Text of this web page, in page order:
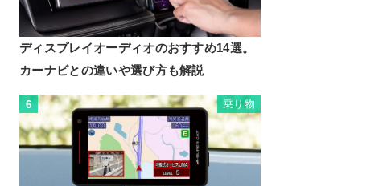
ディスプレイオーディオのおすすめ14選。
カーナビとの違いや選び方も解説
6 乗り物